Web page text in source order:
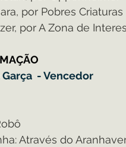
por Pobres Criaturas
por A Zona de
- Vencedor
Através do